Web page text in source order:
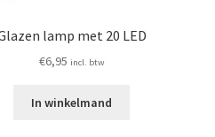
lamp met 20 LED
€6,95 incl. btw
In winkelmand